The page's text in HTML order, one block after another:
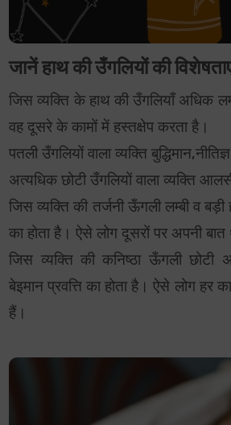
जानें हाथ की उँगलियों की
जिस व्यक्ति के हाथ की उँगलियाँ अधिक
वह दूसरे के कामों में हस्तक्षेप करता है।
पतली उँगलियों वाला व्यक्ति
अत्यधिक छोटी उँगलियों वाला व्यक्ति
जिस व्यक्ति की तर्जनी ऊँगली लम्बी व बड़ी
का होता है। ऐसे लोग दूसरों पर अपनी बात
जिस व्यक्ति की कनिष्ठा ऊँगली छोटी
बेइमान प्रवत्ति का होता है। ऐसे लोग हर
हैं।